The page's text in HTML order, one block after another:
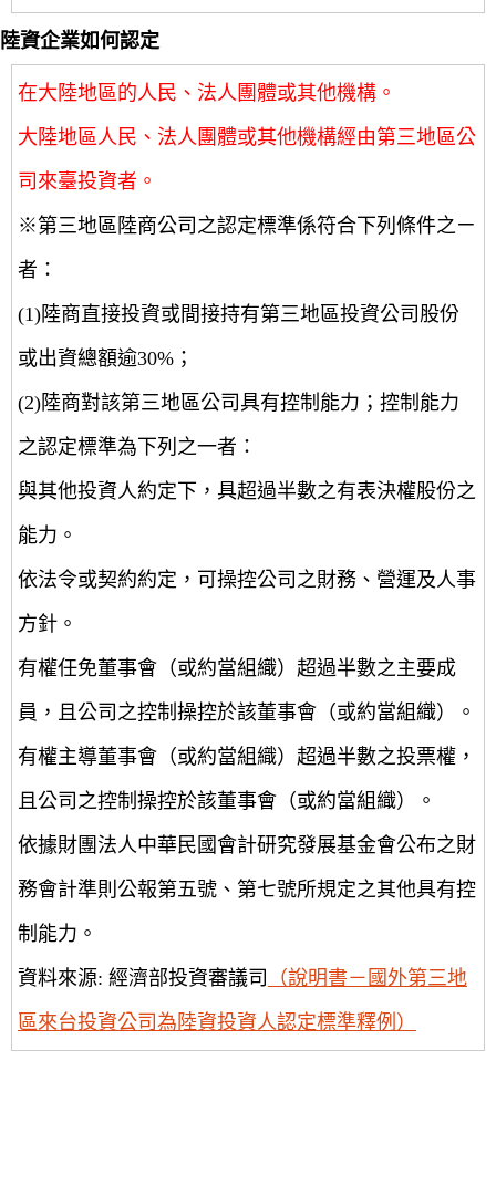
陸資企業如何認定
在大陸地區的人民、法人團體或其他機構。
大陸地區人民、法人團體或其他機構經由第三地區公
司來臺投資者。
※第三地區陸商公司之認定標準係符合下列條件之ㄧ
者：
(1)陸商直接投資或間接持有第三地區投資公司股份
或出資總額逾30%；
(2)陸商對該第三地區公司具有控制能力；控制能力
之認定標準為下列之一者：
與其他投資人約定下，具超過半數之有表決權股份之
能力。
依法令或契約約定，可操控公司之財務、營運及人事
方針。
有權任免董事會（或約當組織）超過半數之主要成
員，且公司之控制操控於該董事會（或約當組織）。
有權主導董事會（或約當組織）超過半數之投票權，
且公司之控制操控於該董事會（或約當組織）。
依據財團法人中華民國會計研究發展基金會公布之財
務會計準則公報第五號、第七號所規定之其他具有控
制能力。
資料來源: 經濟部投資審議司
（說明書－國外第三地
區來台投資公司為陸資投資人認定標準釋例）